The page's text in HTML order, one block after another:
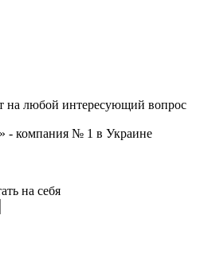
на любой интересующий вопрос
- компания № 1 в Украине
на себя